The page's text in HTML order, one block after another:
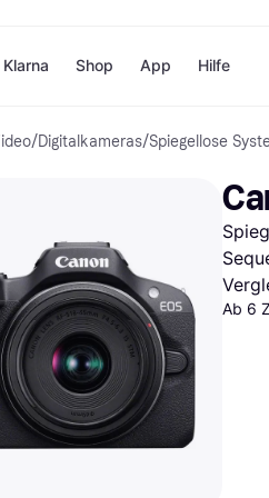
Zahlungsmethoden
Bezahle in 3 Teilzahlungen
Bezahle in bis zu 30
Ratenzahlung
Shop
Shops
H&M
Temu
App Hilfe
/Digitalkameras/Spiegellose
Ab 6